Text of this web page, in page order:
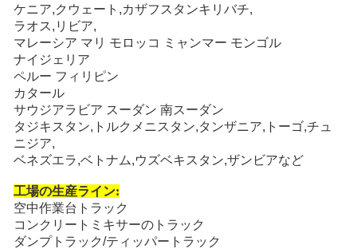
ケニア,クウェート,カザフスタンキリバチ,
ラオス,リビア,
マレーシア マリ モロッコ ミャンマー モンゴル
ナイジェリア
ペルー フィリピン
カタール
サウジアラビア スーダン 南スーダン
タジキスタン,トルクメニスタン,タンザニア,トーゴ,チュ
ニジア,
ベネズエラ,ベトナム,ウズベキスタン,ザンビアなど
工場の生産ライン:
空中作業台トラック
コンクリートミキサーのトラック
ダンプトラック/ティッパートラック